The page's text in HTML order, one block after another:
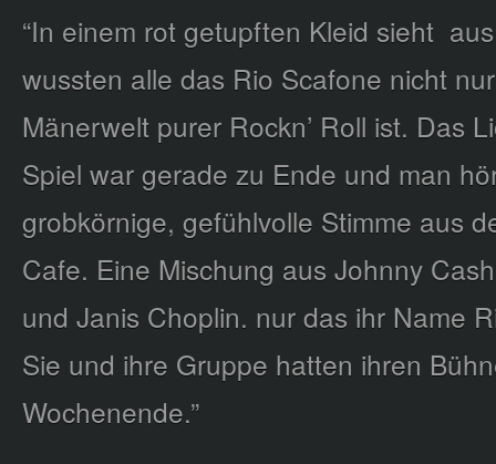
“In einem rot getupften Kleid sieht
wussten alle das Rio Scafone nicht
Mänerwelt purer Rockn’ Roll ist. Das
Spiel war gerade zu Ende und man
grobkörnige, gefühlvolle Stimme aus
Cafe. Eine Mischung aus Johnny
und Janis Choplin. nur das ihr Name
Sie und ihre Gruppe hatten ihren
Wochenende.”